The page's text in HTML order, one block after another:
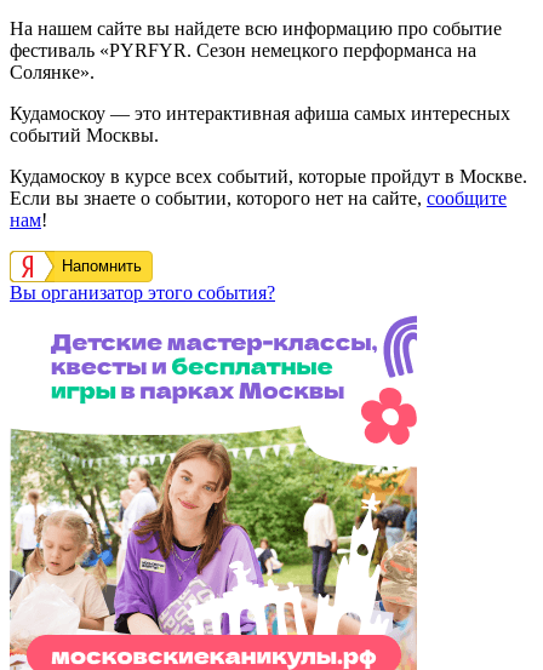
На нашем сайте вы найдете всю информацию про событие
фестиваль «PYRFYR. Сезон немецкого перформанса на
Солянке».
Кудамоскоу — это интерактивная афиша самых интересных
событий Москвы.
Кудамоскоу в курсе всех событий, которые пройдут в Москве.
Если вы знаете о событии, которого нет на сайте, сообщите
нам!
Напомнить
Вы организатор этого события?